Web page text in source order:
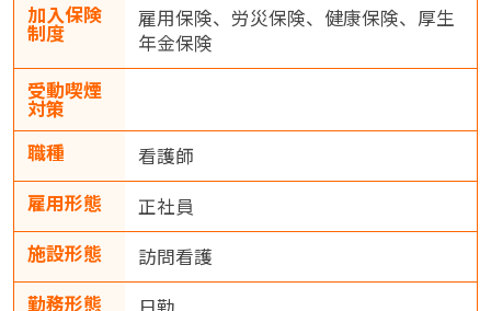
加入保険
制度
雇用保険、労災保険、健康保険、厚生
年金保険
受動喫煙
対策
職種
看護師
雇用形態
正社員
施設形態
訪問看護
勤務形態